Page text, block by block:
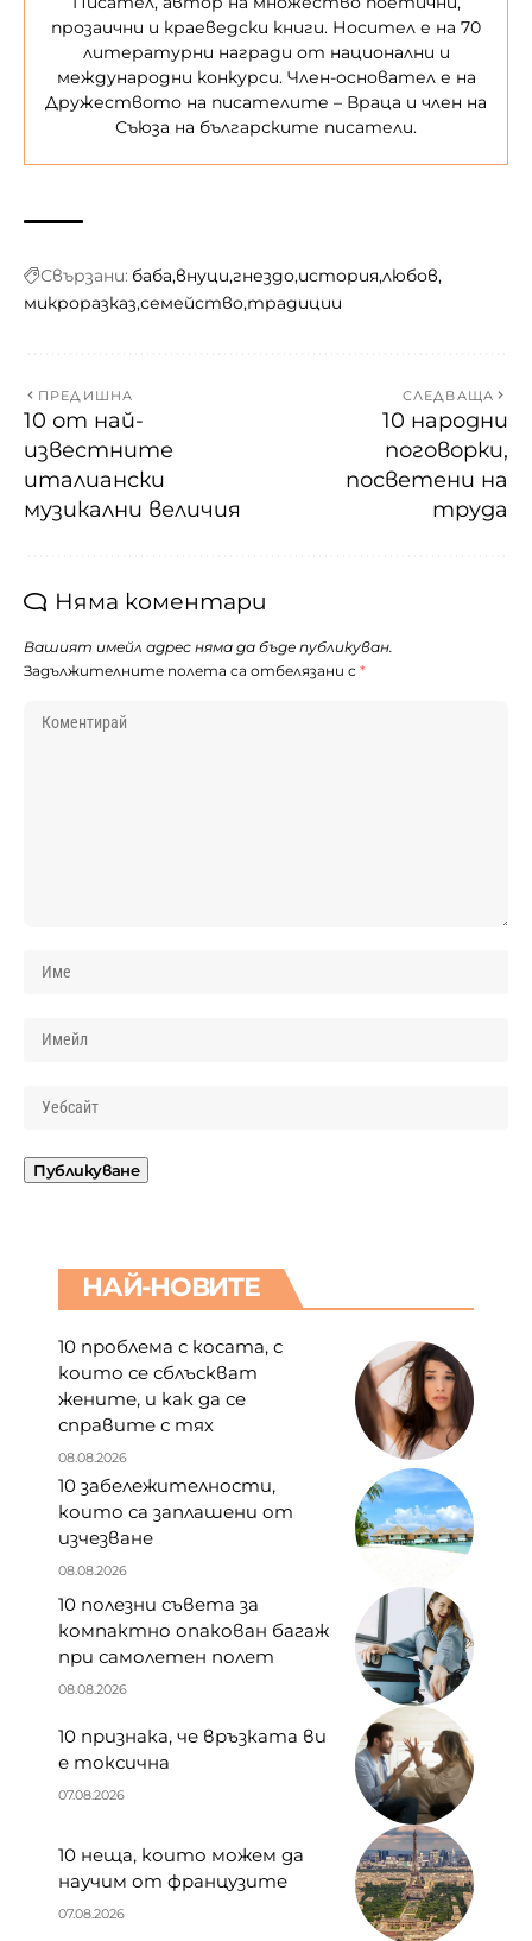
прозаични и краеведски книги. Носител е на 70
литературни награди от национални и
международни конкурси. Член-основател е на
Дружеството на писателите – Враца и член на
Съюза на българските писатели.
Свързани: баба внуци гнездо история любов
микроразказ семейство традиции
ПРЕДИШНА
10 от най-
известните
италиански
музикални величия
СЛЕДВАЩА
10 народни
поговорки,
посветени на
труда
Няма коментари
Вашият имейл адрес няма да бъде публикуван.
Задължителните полета са отбелязани с *
НАЙ-НОВИТЕ
10 проблема с косата, с
които се сблъскват
жените, и как да се
справите с тях
08.08.2026
10 забележителности,
които са заплашени от
изчезване
08.08.2026
10 полезни съвета за
компактно опакован багаж
при самолетен полет
08.08.2026
10 признака, че връзката ви
е токсична
07.08.2026
10 неща, които можем да
научим от французите
07.08.2026